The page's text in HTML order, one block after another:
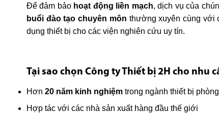
Để đảm bảo hoạt động liền mạch, dịch vụ của
buổi đào tạo chuyên môn thường xuyên cùng với
dụng thiết bị cho các viện nghiên cứu uy tín.
Tại sao chọn Công ty Thiết bị 2H cho nhu
Hơn 20 năm kinh nghiệm trong ngành thiết bị
Hợp tác với các nhà sản xuất hàng đầu thế giới